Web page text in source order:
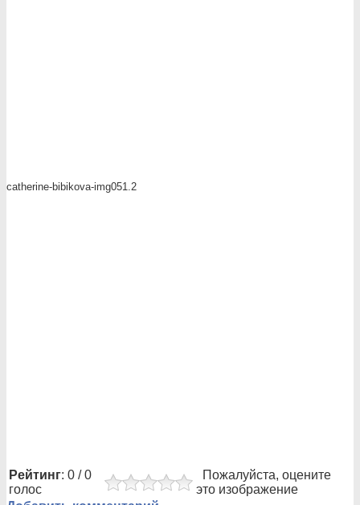
catherine-bibikova-img051.2
Рейтинг: 0 / 0
голос
Пожалуйста, оцените
это изображение